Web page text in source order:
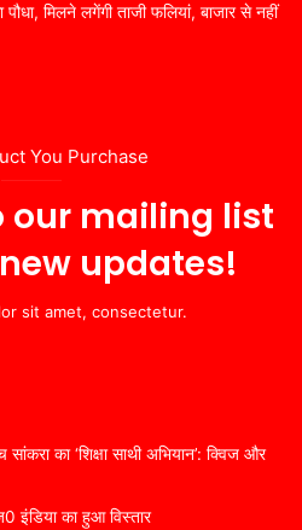
मिलने लगेंगी ताजी फलियां, बाजार से नहीं
You Purchase
our mailing list
updates!
sit amet, consectetur.
सांकरा का ‘शिक्षा साथी अभियान’: क्विज और
इंडिया का हुआ विस्तार